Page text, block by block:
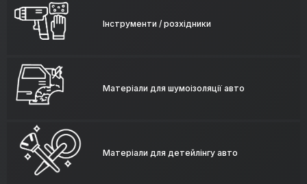
Інструменти / розхідники
Матеріали для шумоізоляції авто
Матеріали для детейлінгу авто